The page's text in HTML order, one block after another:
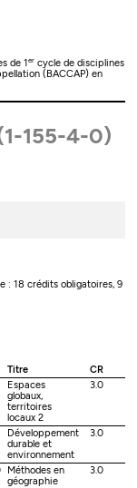
de 1er cycle de disciplines
(BACCAP) en
155-4-0)
: 18 crédits obligatoires, 9
Titre
CR
Espaces
globaux,
territoires
locaux 2
3.0
Développement
durable et
environnement
3.0
Méthodes en
géographie
3.0